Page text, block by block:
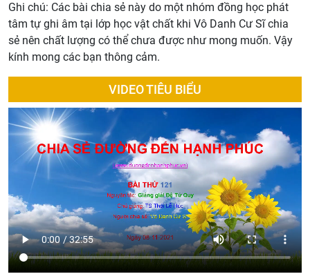
Ghi chú: Các bài chia sẻ này do một nhóm đồng học phát
tâm tự ghi âm tại lớp học vật chất khi Vô Danh Cư Sĩ chia
sẻ nên chất lượng có thể chưa được như mong muốn. Vậy
kính mong các bạn thông cảm.
VIDEO TIÊU BIỂU